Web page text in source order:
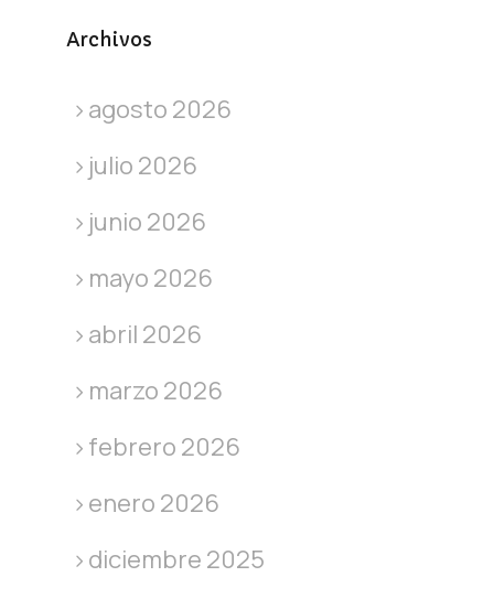
Archivos
agosto 2026
julio 2026
junio 2026
mayo 2026
abril 2026
marzo 2026
febrero 2026
enero 2026
diciembre 2025